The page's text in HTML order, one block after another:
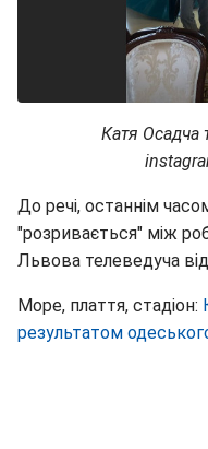
Катя Осадча
До речі, останнім
"розривається" між
Львова телеведуча
Море, плаття, стадіон:
результатом